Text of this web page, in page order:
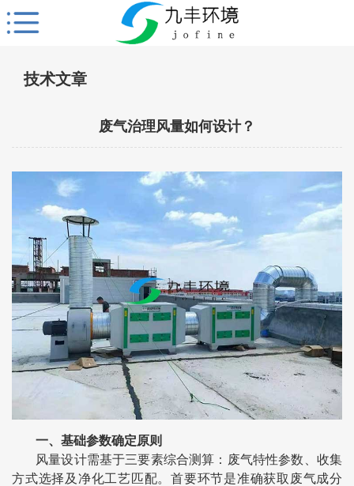
技术文章
废气治理风量如何设计？
一、基础参数确定原则
风量设计需基于三要素综合测算：废气特性参数、收集
方式选择及净化工艺匹配。首要环节是准确获取废气成分